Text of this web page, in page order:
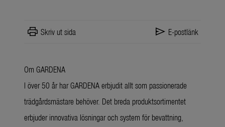
print Skriv ut sida send E-postlänk
Om GARDENA
I över 50 år har GARDENA erbjudit allt som passionerade
trädgårdsmästare behöver. Det breda produktsortimentet
erbjuder innovativa lösningar och system för bevattning,